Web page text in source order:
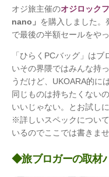
オジ旅主催のオジロック
nano」 を購入しました。
で最後の半額セールをや
「ひらくPCバッグ」は
いその界隈ではみんな持
うだけど、UKOARA的に
同じものは持ちたくない
いいじゃない。とお試し
※詳しいスペックについ
いるのでここでは書きませ
◆旅ブロガーの取材